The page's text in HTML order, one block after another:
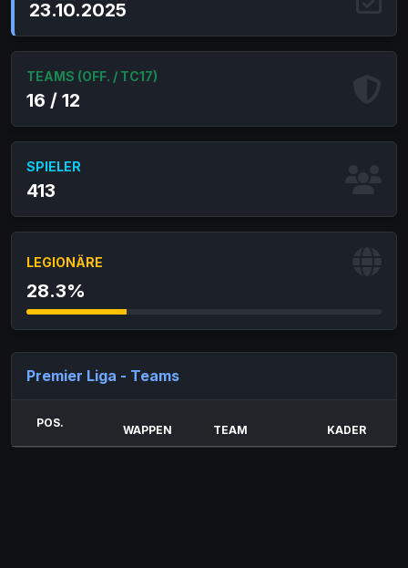
23.10.2025
TEAMS (OFF. / TC17)
16 / 12
SPIELER
413
LEGIONÄRE
28.3%
Premier Liga - Teams
POS.
WAPPEN TEAM KADER